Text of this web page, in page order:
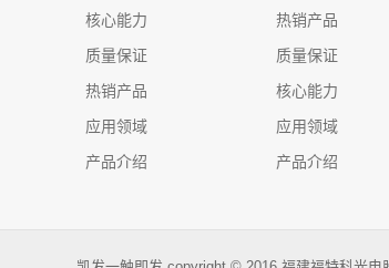
核心能力
质量保证
热销产品
应用领域
产品介绍
热销产品
质量保证
核心能力
应用领域
产品介绍